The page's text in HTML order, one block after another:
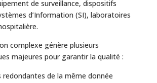
de surveillance, dispositifs
d’Information (SI), laboratoires
complexe génère plusieurs
majeures pour garantir la qualité :
redondantes de la même donnée